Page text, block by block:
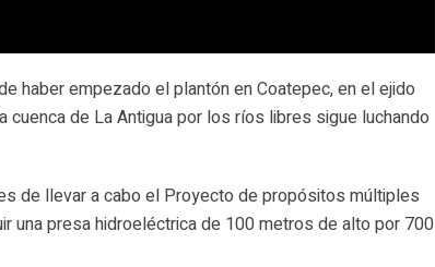
haber empezado el plantón en Coatepec, en el ejido
de La Antigua por los ríos libres sigue luchando
de llevar a cabo el Proyecto de propósitos múltiples
una presa hidroeléctrica de 100 metros de alto por 700